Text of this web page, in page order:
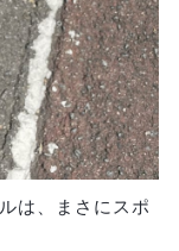
は、まさにスポ